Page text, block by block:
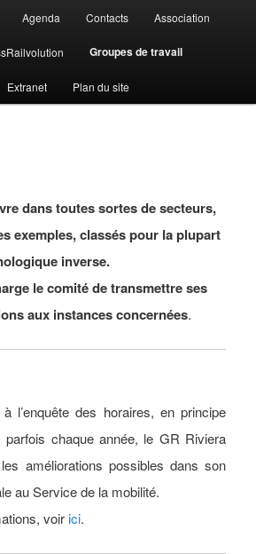
Agenda Contacts Association
Groupes de travail
Extranet Plan du site
dans toutes sortes de secteurs,
exemples, classés pour la plupart
inverse.
le comité de transmettre ses
aux instances concernées.
l’enquête des horaires, en principe
chaque année, le GR Riviera
améliorations possibles dans son
au Service de la mobilité.
voirici.